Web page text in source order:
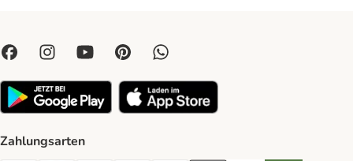
Zahlungsarten